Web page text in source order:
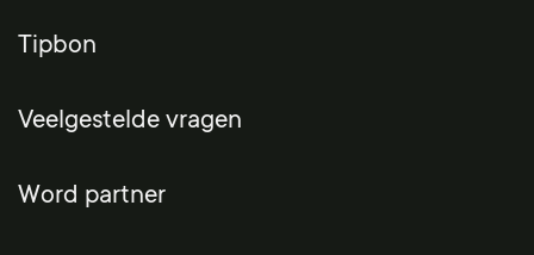
Tipbon
Veelgestelde vragen
Word partner